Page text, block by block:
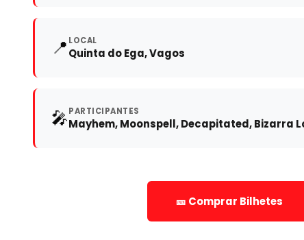
📍 LOCAL
Quinta do Ega, Vagos
🎤PARTICIPANTES
Mayhem, Moonspell, Decapitated, Bizarra
🎫 Comprar Bilhetes